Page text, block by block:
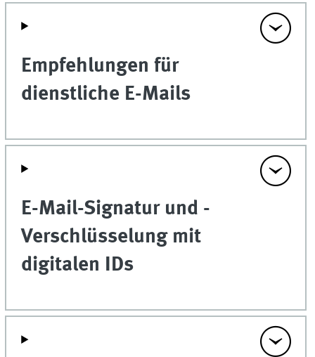
Empfehlungen für
dienstliche E-Mails
E-Mail-Signatur und -
Verschlüsselung mit
digitalen IDs